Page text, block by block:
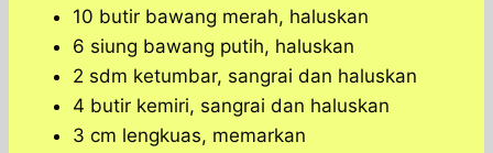
10 butir bawang merah, haluskan
6 siung bawang putih, haluskan
2 sdm ketumbar, sangrai dan haluskan
4 butir kemiri, sangrai dan haluskan
3 cm lengkuas, memarkan